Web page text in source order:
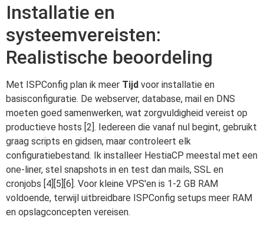
Installatie en
systeemvereisten:
Realistische beoordeling
Met ISPConfig plan ik meer Tijd voor installatie en
basisconfiguratie. De webserver, database, mail en DNS
moeten goed samenwerken, wat zorgvuldigheid vereist op
productieve hosts [2]. Iedereen die vanaf nul begint, gebruikt
graag scripts en gidsen, maar controleert elk
configuratiebestand. Ik installeer HestiaCP meestal met een
one-liner, stel snapshots in en test dan mails, SSL en
cronjobs [4][5][6]. Voor kleine VPS'en is 1-2 GB RAM
voldoende, terwijl uitbreidbare ISPConfig setups meer RAM
en opslagconcepten vereisen.